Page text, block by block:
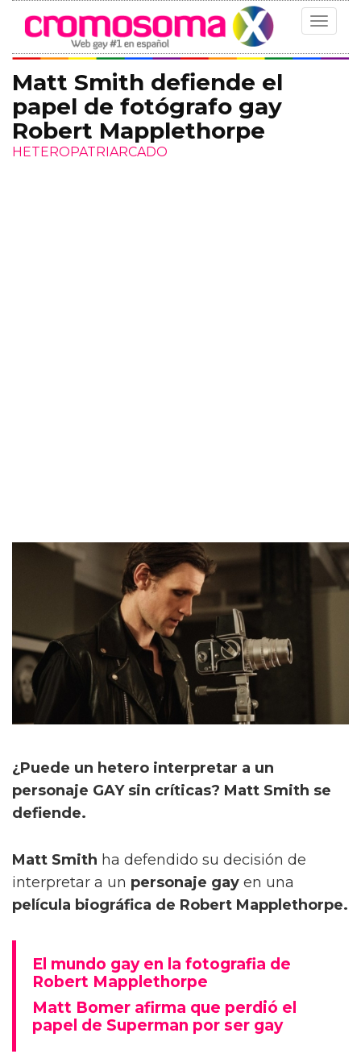
Toggle
Matt Smith defiende el
papel de fotógrafo gay
Robert Mapplethorpe
HETEROPATRIARCADO
¿Puede un hetero interpretar a un
personaje GAY sin críticas? Matt Smith se
defiende.
Matt Smith ha defendido su decisión de
interpretar a un personaje gay en una
película biográfica de Robert Mapplethorpe.
El mundo gay en la fotografia de
Robert Mapplethorpe
Matt Bomer afirma que perdió el
papel de Superman por ser gay